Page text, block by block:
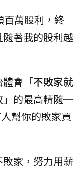
百萬股利，終
著我的股利越
體會 「不敗家就
」的最高精隨─
幫你的敗家買
家，努力用薪